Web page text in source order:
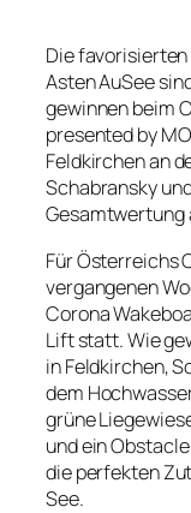
Die
Asten AuSee
gewinnen beim
presented by
Feldkirchen an
Schabransky
Gesamtwertung
Für Österreichs
vergangenen
Corona
Lift statt. Wie
in Feldkirchen,
dem
grüne
und ein
die perfekten
See.